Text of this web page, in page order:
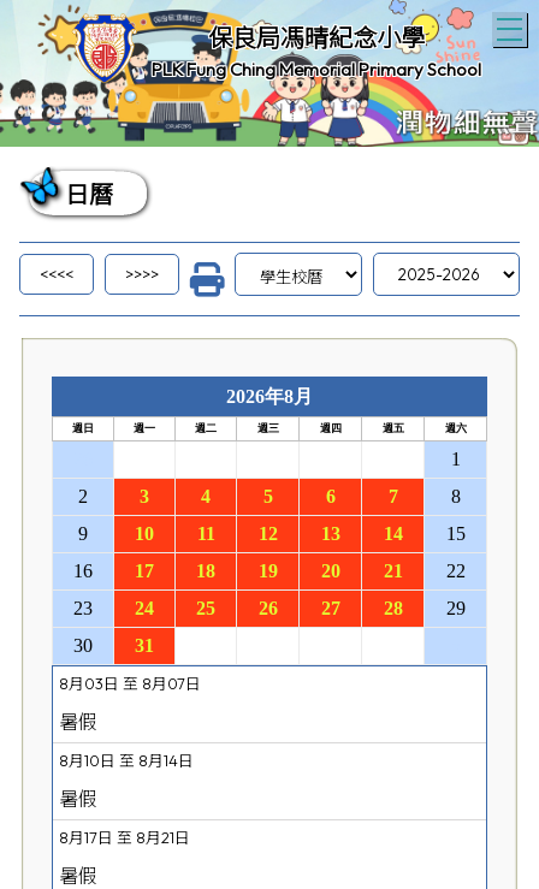
保良局馮晴紀念小學
PLK Fung Ching Memorial Primary School
日曆
2026年8月
週日 週一 週二 週三 週四 週五 週六
1
2
3 4 5 6 7
8
9
10 11 12 13 14
15
16
17 18 19 20 21
22
23
24 25 26 27 28
29
30
31
8月03日 至 8月07日
暑假
8月10日 至 8月14日
暑假
8月17日 至 8月21日
暑假